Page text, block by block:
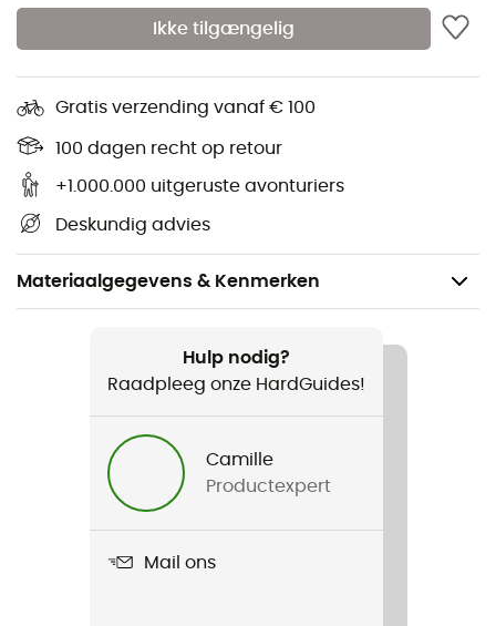
Ikke tilgængelig
Gratis verzending vanaf € 100
100 dagen recht op retour
+1.000.000 uitgeruste avonturiers
Deskundig advies
Materiaalgegevens & Kenmerken
Heren / Dames
Hulp nodig?
Raadpleeg onze HardGuides!
Camille
Productexpert
Mail ons